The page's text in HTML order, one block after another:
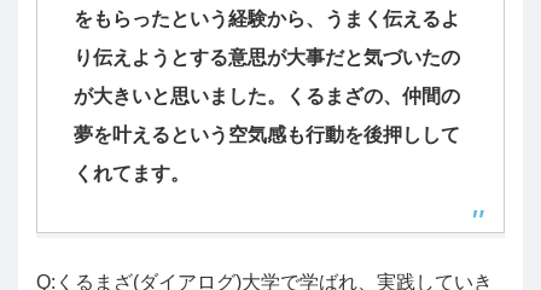
をもらったという経験から、うまく伝えるよ
り伝えようとする意思が大事だと気づいたの
が大きいと思いました。くるまざの、仲間の
夢を叶えるという空気感も行動を後押しして
くれてます。
Q:くるまざ(ダイアログ)大学で学ばれ、実践していき